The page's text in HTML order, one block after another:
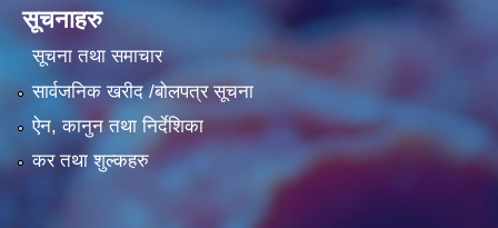
सूचनाहरु
सूचना तथा समाचार
सार्वजनिक खरीद /बोलपत्र सूचना
ऐन, कानुन तथा निर्देशिका
कर तथा शुल्कहरु